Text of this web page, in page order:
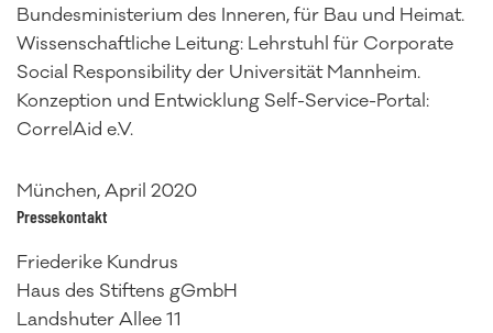
Bundesministerium des Inneren, für Bau und Heimat.
Wissenschaftliche Leitung: Lehrstuhl für Corporate
Social Responsibility der Universität Mannheim.
Konzeption und Entwicklung Self-Service-Portal:
CorrelAid e.V.
München, April 2020
Pressekontakt
Friederike Kundrus
Haus des Stiftens gGmbH
Landshuter Allee 11